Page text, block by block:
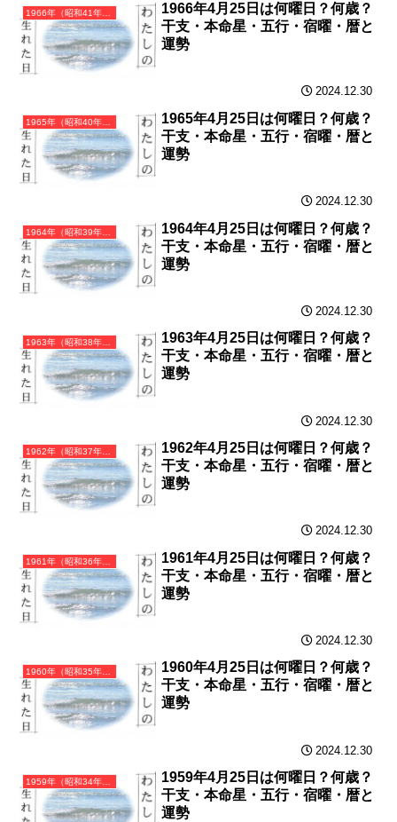
1966年（昭和41年）丙午（ひのえうま）・午年（うま年）カレンダー（月曜はじまり）
1966年4月25日は何曜日？何歳？
干支・本命星・五行・宿曜・暦と
運勢
2024.12.30
1965年（昭和40年）乙巳（きのとみ）・巳年（へび年）カレンダー（月曜はじまり）
1965年4月25日は何曜日？何歳？
干支・本命星・五行・宿曜・暦と
運勢
2024.12.30
1964年（昭和39年）甲辰（きのえたつ）・辰年（たつ年）カレンダー（月曜はじまり）
1964年4月25日は何曜日？何歳？
干支・本命星・五行・宿曜・暦と
運勢
2024.12.30
1963年（昭和38年）癸卯（みずのとう）・卯年（うさぎ年）カレンダー（月曜はじまり）
1963年4月25日は何曜日？何歳？
干支・本命星・五行・宿曜・暦と
運勢
2024.12.30
1962年（昭和37年）壬寅（みずのえとら）・寅年（とら年）カレンダー（月曜はじまり）
1962年4月25日は何曜日？何歳？
干支・本命星・五行・宿曜・暦と
運勢
2024.12.30
1961年（昭和36年）辛丑（かのとうし）・丑年（うし年）カレンダー（月曜はじまり）
1961年4月25日は何曜日？何歳？
干支・本命星・五行・宿曜・暦と
運勢
2024.12.30
1960年（昭和35年）庚子（かのえね）・子年（ねずみ年）カレンダー（月曜はじまり）
1960年4月25日は何曜日？何歳？
干支・本命星・五行・宿曜・暦と
運勢
2024.12.30
1959年（昭和34年）己亥（つちのとい）・亥年（いのしし年）カレンダー（月曜はじまり）
1959年4月25日は何曜日？何歳？
干支・本命星・五行・宿曜・暦と
運勢